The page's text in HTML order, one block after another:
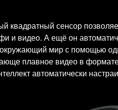
квадратный сенсор
и видео. А ещё он
мир с помощью
плавное видео в
автоматически